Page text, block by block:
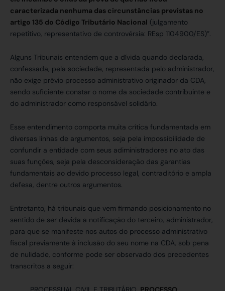
caracterizada nenhuma das circunstâncias previstas no
artigo 135 do Código Tributário Nacional (julgamento
repetitivo, representativo de controvérsia: REsp 1104900/ES)”.
Alguns Tribunais entendem que a dívida quando declarada,
confessada, pela sociedade, representada pelo administrador,
não exige prévio processo administrativo originador da CDA,
sendo suficiente constar o nome da sociedade contribuinte e
do administrador como responsável solidário.
Esse entendimento comporta muita crítica fundamentada em
diversas linhas de argumentos, seja pela impossibilidade de
confundir a entidade com seus adiministradores no ato das
suas funções, seja pela desconsideração das garantias
fundamentais ao devido processo legal, contraditório e ampla
defesa, dentre outros argumentos.
Entretanto, há tribunais que vem firmando posicionamento no
sentido de ser devida a notificação do terceiro, administrador,
para que se manifeste nos autos do processo administrativo
fiscal previamente à inclusão do seu nome na CDA, sob pena
de nulidade, conforme pode ser observado dos precedentes
transcritos a seguir: